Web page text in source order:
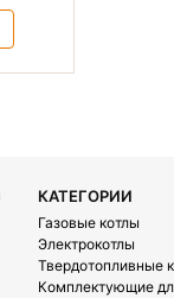
КАТЕГОРИИ
Газовые котлы
Электрокотлы
Твердотопливные
Комплектующие